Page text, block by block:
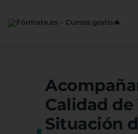
Calidad de
Situación